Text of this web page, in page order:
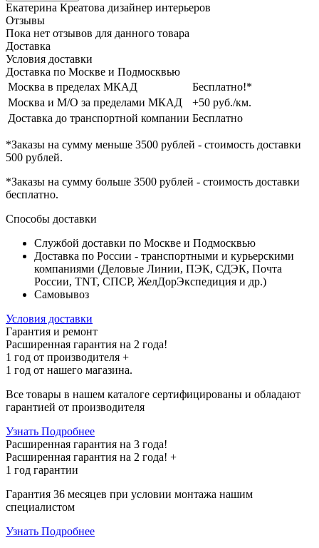
Екатерина Креатова дизайнер интерьеров
Отзывы
Пока нет отзывов для данного товара
Доставка
Условия доставки
Доставка по Москве и Подмосквью
Москва в пределах МКАД
Бесплатно!*
Москва и М/О за пределами МКАД
+50 руб./км.
Доставка до транспортной компании Бесплатно
*Заказы на сумму меньше 3500 рублей - стоимость доставки
500 рублей.
*Заказы на сумму больше 3500 рублей - стоимость доставки
бесплатно.
Способы доставки
Службой доставки по Москве и Подмосквью
Доставка по России - транспортными и курьерскими
компаниями (Деловые Линии, ПЭК, СДЭК, Почта
России, TNT, СПСР, ЖелДорЭкспедиция и др.)
Самовывоз
Условия доставки
Гарантия и ремонт
Расширенная гарантия на 2 года!
1 год от производителя +
1 год от нашего магазина.
Все товары в нашем каталоге сертифицированы и обладают
гарантией от производителя
Узнать Подробнее
Расширенная гарантия на 3 года!
Расширенная гарантия на 2 года! +
1 год гарантии
Гарантия 36 месяцев при условии монтажа нашим
специалистом
Узнать Подробнее